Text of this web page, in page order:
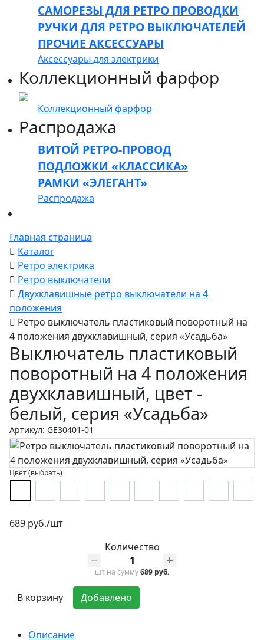
САМОРЕЗЫ ДЛЯ РЕТРО ПРОВОДКИ
РУЧКИ ДЛЯ РЕТРО ВЫКЛЮЧАТЕЛЕЙ
ПРОЧИЕ АКСЕССУАРЫ
Аксессуары для электрики
Коллекционный фарфор
Коллекционный фарфор
Распродажа
ВИТОЙ РЕТРО-ПРОВОД
ПОДЛОЖКИ «КЛАССИКА»
РАМКИ «ЭЛЕГАНТ»
Распродажа
Главная страница
Каталог
Ретро электрика
Ретро выключатели
Двухклавишные ретро выключатели на 4
положения
Ретро выключатель пластиковый поворотный на
4 положения двухклавишный, серия «Усадьба»
Выключатель пластиковый
поворотный на 4 положения
двухклавишный, цвет -
белый, серия «Усадьба»
Артикул: GE30401-01
Цвет (выбрать)
689 руб./шт
Количество
шт на сумму689 руб.
В корзину Добавлено
Описание